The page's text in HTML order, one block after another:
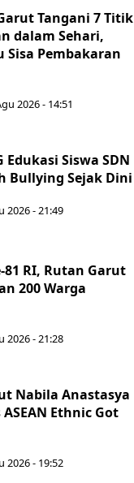
Tangani 7 Titik
dalam Sehari,
Sisa Pembakaran
2026 - 14:51
Edukasi Siswa SDN
Bullying Sejak Dini
2026 - 21:49
81 RI, Rutan Garut
200 Warga
2026 - 21:28
Nabila Anastasya
Ethnic Got
2026 - 19:52